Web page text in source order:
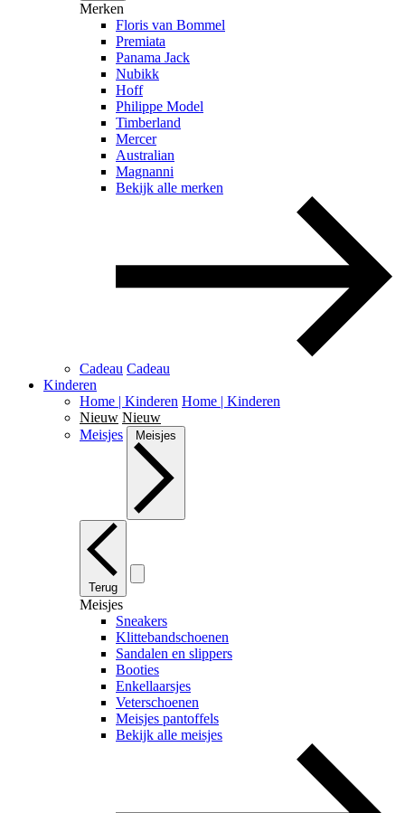
Merken
Floris van Bommel
Premiata
Panama Jack
Nubikk
Hoff
Philippe Model
Timberland
Mercer
Australian
Magnanni
Bekijk alle merken
Cadeau Cadeau
Kinderen
Home | Kinderen Home | Kinderen
Nieuw Nieuw
Meisjes
Meisjes
Terug
Meisjes
Sneakers
Klittebandschoenen
Sandalen en slippers
Booties
Enkellaarsjes
Veterschoenen
Meisjes pantoffels
Bekijk alle meisjes